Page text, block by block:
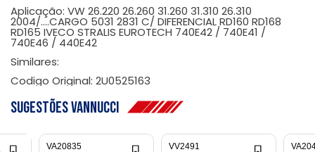
Aplicação: VW 26.220 26.260 31.260 31.310 26.310
2004/....CARGO 5031 2831 C/ DIFERENCIAL RD160 RD168
RD165 IVECO STRALIS EUROTECH 740E42 / 740E41 /
740E46 / 440E42
Similares:
Codigo Original: 2U0525163
Sugestões Vannucci
VA20835 VV2491